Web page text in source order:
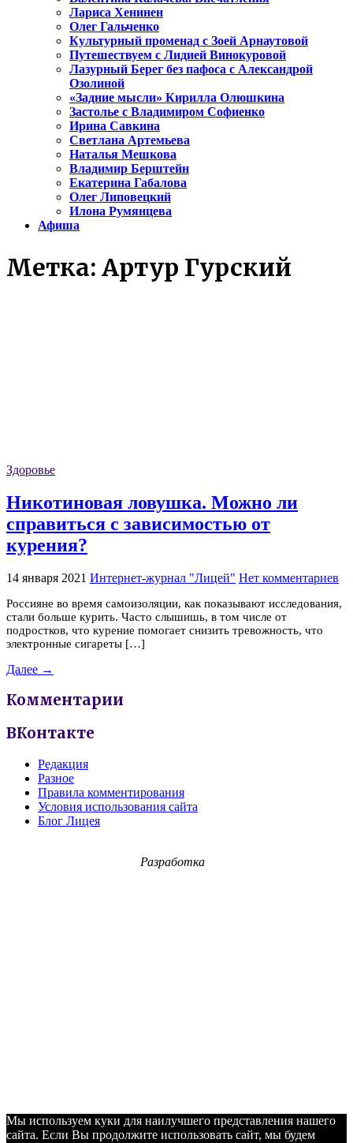
Лариса Хенинен
Олег Гальченко
Культурный променад с Зоей Арнаутовой
Путешествуем с Лидией Винокуровой
Лазурный Берег без пафоса с Александрой
Озолиной
«Задние мысли» Кирилла Олюшкина
Застолье с Владимиром Софиенко
Ирина Савкина
Светлана Артемьева
Наталья Мешкова
Владимир Берштейн
Екатерина Габалова
Олег Липовецкий
Илона Румянцева
Афиша
Метка: Артур Гурский
Здоровье
Никотиновая ловушка. Можно ли
справиться с зависимостью от
курения?
14 января 2021 Интернет-журнал "Лицей" Нет комментариев
Россияне во время самоизоляции, как показывают исследования,
стали больше курить. Часто слышишь, в том числе от
подростков, что курение помогает снизить тревожность, что
электронные сигареты […]
Далее →
Комментарии
ВКонтакте
Редакция
Разное
Правила комментирования
Условия использования сайта
Блог Лицея
Разработка
Мы используем куки для наилучшего представления нашего
сайта. Если Вы продолжите использовать сайт, мы будем